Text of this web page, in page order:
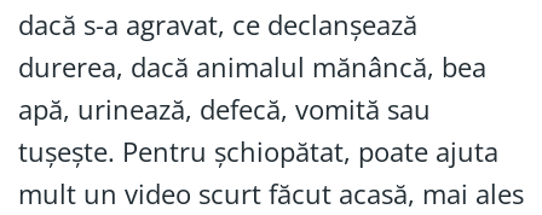
dacă s-a agravat, ce declanșează
durerea, dacă animalul mănâncă, bea
apă, urinează, defecă, vomită sau
tușește. Pentru șchiopătat, poate ajuta
mult un video scurt făcut acasă, mai ales